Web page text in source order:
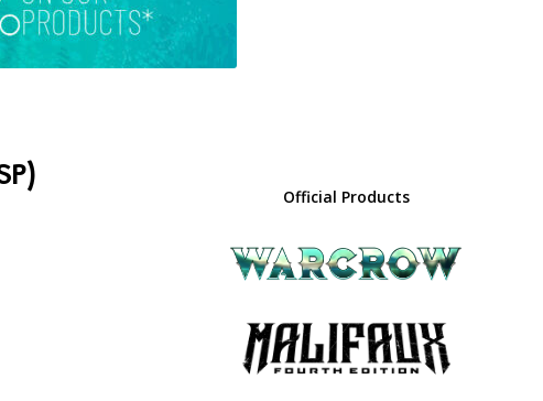
Official Products